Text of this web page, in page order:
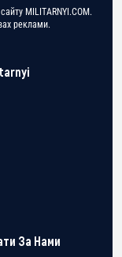
MILITARNYI.COM.
реклами.
За Нами